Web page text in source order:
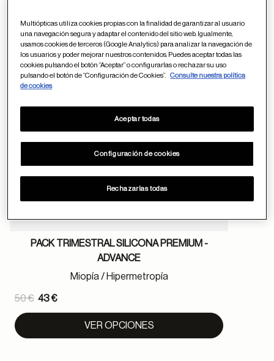
Guardar en
PACK TRIMESTRAL SILICONA PREMIUM -
ADVANCE
Miopía / Hipermetropía
Price reduced from
50 €
to
43 €
VER OPCIONES
Multiópticas utiliza cookies propias con la finalidad de garantizar al usuario
una navegación segura y adaptar el contenido del sitio web. Igualmente,
usamos cookies de terceros (Google Analytics) para analizar la navegación de
los usuarios y poder mejorar nuestros contenidos. Puedes aceptar todas las
cookies pulsando el botón “Aceptar” o configurarlas o rechazar su uso
pulsando el botón de “Configuración de Cookies”.
Consulte nuestra política
de cookies
Configuración de cookies
Rechazarlas todas
Aceptar todas